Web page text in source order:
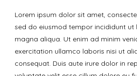
Lorem ipsum dolor sit amet,
sed do eiusmod tempor incididunt ut
magna aliqua. Ut enim ad minim
exercitation ullamco laboris nisi ut
consequat. Duis aute irure dolor in